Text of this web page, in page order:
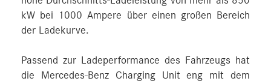
kW bei 1000 Ampere über einen großen Bereich
der Ladekurve.
Passend zur Ladeperformance des Fahrzeugs hat
die Mercedes-Benz Charging Unit eng mit dem